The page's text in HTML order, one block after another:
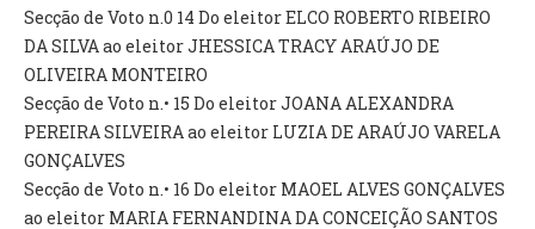
Secção de Voto n.0 14 Do eleitor ELCO ROBERTO RIBEIRO
DA SILVA ao eleitor JHESSICA TRACY ARAÚJO DE
OLIVEIRA MONTEIRO
Secção de Voto n.• 15 Do eleitor JOANA ALEXANDRA
PEREIRA SILVEIRA ao eleitor LUZIA DE ARAÚJO VARELA
GONÇALVES
Secção de Voto n.• 16 Do eleitor MAOEL ALVES GONÇALVES
ao eleitor MARIA FERNANDINA DA CONCEIÇÃO SANTOS